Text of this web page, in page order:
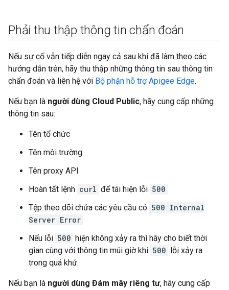
Phải thu thập thông tin chẩn đoán
Nếu sự cố vẫn tiếp diễn ngay cả sau khi đã làm theo các
hướng dẫn trên, hãy thu thập những thông tin sau thông tin
chẩn đoán và liên hệ với Bộ phận hỗ trợ Apigee Edge.
Nếu bạn là người dùng Cloud Public, hãy cung cấp những
thông tin sau:
Tên tổ chức
Tên môi trường
Tên proxy API
Hoàn tất lệnh curl để tái hiện lỗi 500
Tệp theo dõi chứa các yêu cầu có 500 Internal
Server Error
Nếu lỗi 500 hiện không xảy ra thì hãy cho biết thời
gian cùng với thông tin múi giờ khi 500
lỗi xảy ra
trong quá khứ.
Nếu bạn là người dùng Đám mây riêng tư, hãy cung cấp